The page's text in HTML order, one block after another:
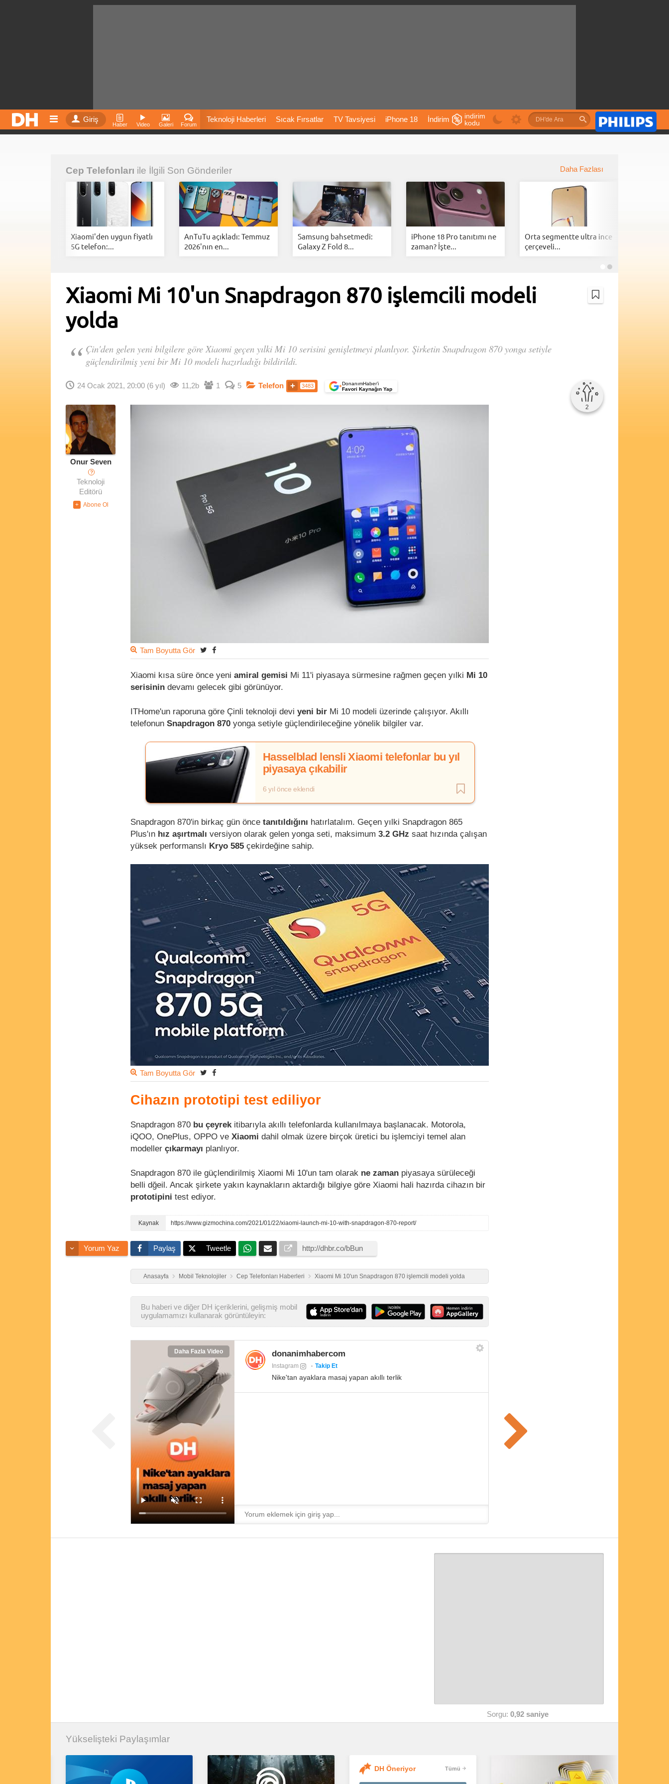
Giriş
Haber Video Galeri Forum
Teknoloji Haberleri Sıcak Fırsatlar TV Tavsiyesi iPhone 18 İndirim
Fiyatları
İnstagram Dondurma İnstagram Çöktü Mü
indirim
kodu
Cep Telefonları ile İlgili Son Gönderiler Daha Fazlası
Xiaomi'den uygun fiyatlı
5G telefon:...
AnTuTu açıkladı: Temmuz
2026'nın en...
Samsung bahsetmedi:
Galaxy Z Fold 8...
iPhone 18 Pro tanıtımı ne
zaman? İşte...
Orta segmentte ultra ince
çerçeveli...
Xiaomi Mi 10'un Snapdragon 870 işlemcili modeli
yolda
Çin'den gelen yeni bilgilere göre Xiaomi geçen yılki Mi 10 serisini genişletmeyi planlıyor. Şirketin Snapdragon 870 yonga setiyle
güçlendirilmiş yeni bir Mi 10 modeli hazırladığı bildirildi.
24 Ocak 2021, 20:00 (6 yıl) 11,2b 1 5 Telefon 3483 +DonanımHaber’i
Favori Kaynağın Yap
2
Onur Seven
?
Teknoloji
Editörü
Tam Boyutta Gör
Xiaomi kısa süre önce yeni amiral gemisi Mi 11'i piyasaya sürmesine rağmen geçen yılki Mi 10
serisinin devamı gelecek gibi görünüyor.
ITHome'un raporuna göre Çinli teknoloji devi yeni bir Mi 10 modeli üzerinde çalışıyor. Akıllı
telefonun Snapdragon 870 yonga setiyle güçlendirileceğine yönelik bilgiler var.
Hasselblad lensli Xiaomi telefonlar bu yıl
piyasaya çıkabilir
6 yıl önce eklendi
Snapdragon 870'in birkaç gün önce tanıtıldığını hatırlatalım. Geçen yılki Snapdragon 865
Plus'ın hız aşırtmalı versiyon olarak gelen yonga seti, maksimum 3.2 GHz saat hızında çalışan
yüksek performanslı Kryo 585 çekirdeğine sahip.
Tam Boyutta Gör
Cihazın prototipi test ediliyor
Snapdragon 870 bu çeyrekitibarıyla akıllı telefonlarda kullanılmaya başlanacak. Motorola,
iQOO, OnePlus, OPPO ve Xiaomi dahil olmak üzere birçok üretici bu işlemciyi temel alan
modeller çıkarmayı planlıyor.
Snapdragon 870 ile güçlendirilmiş Xiaomi Mi 10'un tam olarak ne zaman piyasaya sürüleceği
belli dğeil. Ancak şirkete yakın kaynakların aktardığı bilgiye göre Xiaomi hali hazırda cihazın bir
prototipini test ediyor.
https://www.gizmochina.com/2021/01/22/xiaomi-launch-mi-10-with-snapdragon-870-report/
Yorum Yaz Paylaş Tweetle
Anasayfa Mobil Teknolojiler Cep Telefonları Haberleri Xiaomi Mi 10'un Snapdragon 870 işlemcili modeli yolda
Bu haberi ve diğer DH içeriklerini, gelişmiş mobil
uygulamamızı kullanarak görüntüleyin:
Daha Fazla Video donanimhabercom
Instagram Takip Et
Nike'tan ayaklara masaj yapan akıllı terlik
Sorgu: 0,92 saniye
Yükselişteki Paylaşımlar
DH Öneriyor Tümü